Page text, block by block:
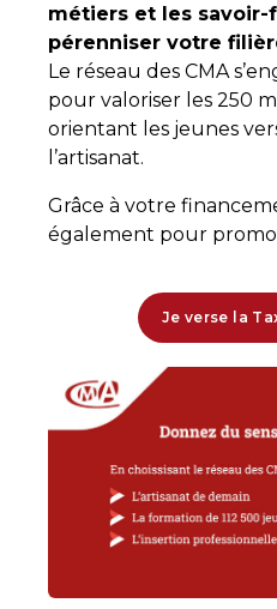
métiers et les savoir-
pérenniser votre
Le réseau des CMA
pour valoriser les 250
orientant les jeunes
l’artisanat.
Grâce à votre
également pour
Je verse la